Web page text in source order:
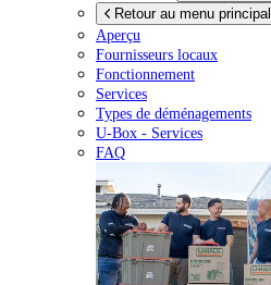
Retour au menu principal
Aperçu
Fournisseurs locaux
Fonctionnement
Services
Types de déménagements
U-Box - Services
FAQ